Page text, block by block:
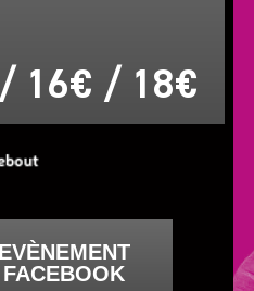
16€ / 18€
EVÈNEMENT
FACEBOOK